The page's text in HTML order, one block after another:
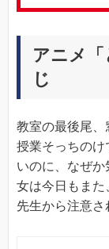
アニメ
じ
教室の最後尾、
授業そっちのけ
いのに、なぜ
女は今日もまた
先生から注意さ